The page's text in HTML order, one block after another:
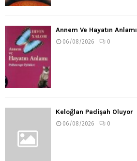
Annem Ve Hayatın Anlamı
06/08/2026 0
Keloğlan Padişah Oluyor
06/08/2026 0